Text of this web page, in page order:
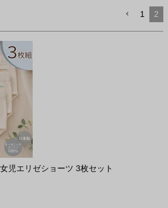
1 2
児エリゼショーツ 3枚セット